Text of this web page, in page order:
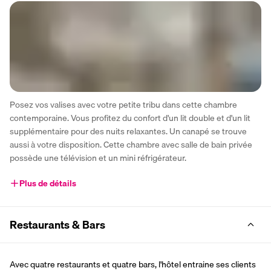
Posez vos valises avec votre petite tribu dans cette chambre
contemporaine. Vous profitez du confort d'un lit double et d'un lit
supplémentaire pour des nuits relaxantes. Un canapé se trouve
aussi à votre disposition. Cette chambre avec salle de bain privée
possède une télévision et un mini réfrigérateur.
Plus de détails
Restaurants & Bars
Avec quatre restaurants et quatre bars, l'hôtel entraine ses clients